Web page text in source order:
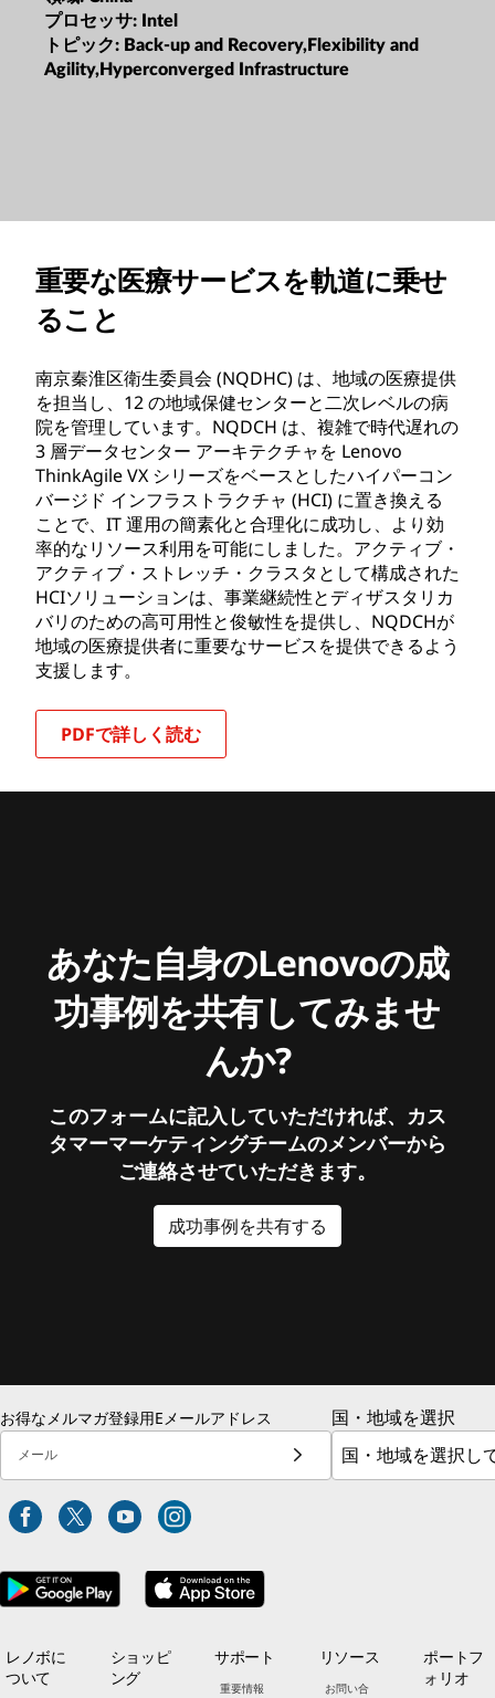
プロセッサ: Intel
トピック: Back-up and Recovery,Flexibility and
Agility,Hyperconverged Infrastructure
重要な医療サービスを軌道に乗せ
ること
南京秦淮区衛生委員会 (NQDHC) は、地域の医療提供
を担当し、12 の地域保健センターと二次レベルの病
院を管理しています。NQDCH は、複雑で時代遅れの
3 層データセンター アーキテクチャを Lenovo
ThinkAgile VX シリーズをベースとしたハイパーコン
バージド インフラストラクチャ (HCI) に置き換える
ことで、IT 運用の簡素化と合理化に成功し、より効
率的なリソース利用を可能にしました。アクティブ・
アクティブ・ストレッチ・クラスタとして構成された
HCIソリューションは、事業継続性とディザスタリカ
バリのための高可用性と俊敏性を提供し、NQDCHが
地域の医療提供者に重要なサービスを提供できるよう
支援します。
PDFで詳しく読む
あなた自身のLenovoの成
功事例を共有してみませ
んか?
このフォームに記入していただければ、カス
タマーマーケティングチームのメンバーから
ご連絡させていただきます。
成功事例を共有する
お得なメルマガ登録用Eメールアドレス
メール
国・地域を選択
レノボに
ついて
ショッピ
ング
サポート
重要情報
リソース
お問い合
ポートフ
ォリオ